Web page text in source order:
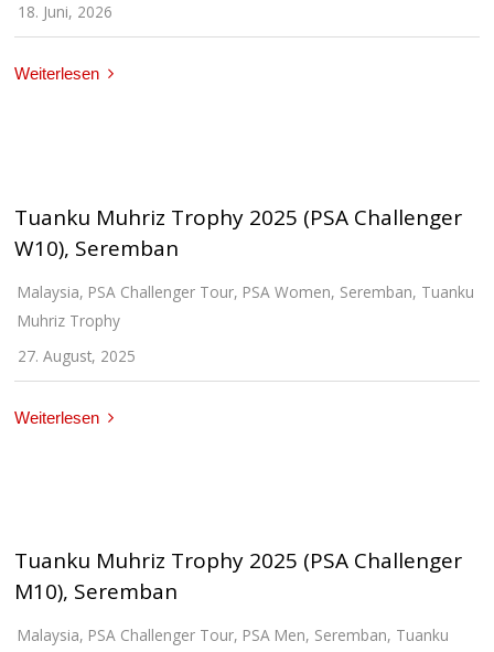
18. Juni, 2026
Weiterlesen
Tuanku Muhriz Trophy 2025 (PSA Challenger
W10), Seremban
Malaysia, PSA Challenger Tour, PSA Women, Seremban, Tuanku
Muhriz Trophy
27. August, 2025
Weiterlesen
Tuanku Muhriz Trophy 2025 (PSA Challenger
M10), Seremban
Malaysia, PSA Challenger Tour, PSA Men, Seremban, Tuanku